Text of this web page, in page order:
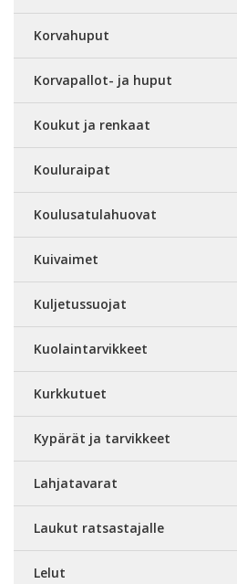
Korvahuput
Korvapallot- ja huput
Koukut ja renkaat
Kouluraipat
Koulusatulahuovat
Kuivaimet
Kuljetussuojat
Kuolaintarvikkeet
Kurkkutuet
Kypärät ja tarvikkeet
Lahjatavarat
Laukut ratsastajalle
Lelut